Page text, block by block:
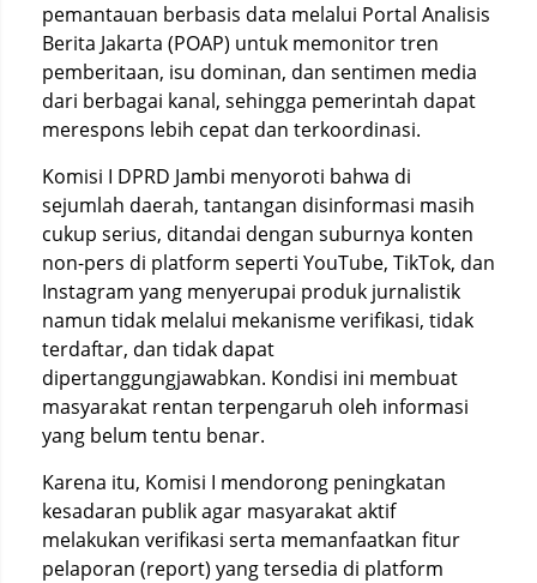
pemantauan berbasis data melalui Portal Analisis
Berita Jakarta (POAP) untuk memonitor tren
pemberitaan, isu dominan, dan sentimen media
dari berbagai kanal, sehingga pemerintah dapat
merespons lebih cepat dan terkoordinasi.
Komisi I DPRD Jambi menyoroti bahwa di
sejumlah daerah, tantangan disinformasi masih
cukup serius, ditandai dengan suburnya konten
non-pers di platform seperti YouTube, TikTok, dan
Instagram yang menyerupai produk jurnalistik
namun tidak melalui mekanisme verifikasi, tidak
terdaftar, dan tidak dapat
dipertanggungjawabkan. Kondisi ini membuat
masyarakat rentan terpengaruh oleh informasi
yang belum tentu benar.
Karena itu, Komisi I mendorong peningkatan
kesadaran publik agar masyarakat aktif
melakukan verifikasi serta memanfaatkan fitur
pelaporan (report) yang tersedia di platform